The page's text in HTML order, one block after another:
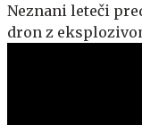
Neznani leteči
dron z